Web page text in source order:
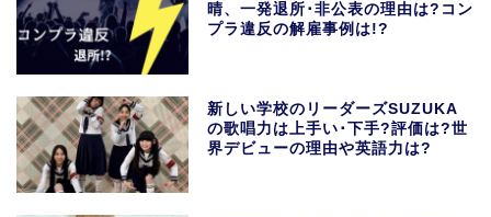
晴、一発退所･非公表の理由は?コン
プラ違反の解雇事例は!?
新しい学校のリーダーズSUZUKA
の歌唱力は上手い･下手?評価は?世
界デビューの理由や英語力は?